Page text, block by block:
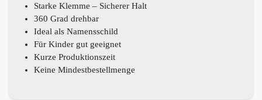
Starke Klemme – Sicherer Halt
360 Grad drehbar
Ideal als Namensschild
Für Kinder gut geeignet
Kurze Produktionszeit
Keine Mindestbestellmenge